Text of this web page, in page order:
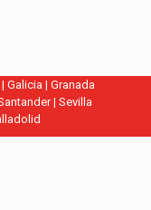
| Galicia | Granada
|Sevilla